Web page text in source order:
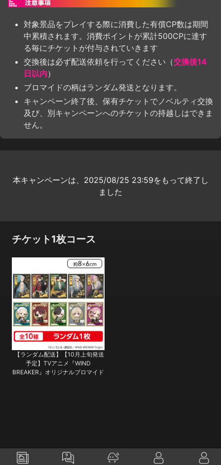
対象景品をプレイする際に消費した有償CP数は期間
中累積されます。消費ポイントが累計500CPに達す
る毎にチケットが付与されていきます
交換後は必ず配送依頼を行ってください（交換後14
日以内）
ブロマイドの柄はランダム発送となります。
キャンペーン終了後、保有チケットでノベルティ交換
及び、別キャンペーンへのチケットの持越しはできま
せん。
本キャンペーンは、2025/08/25 23:59をもって終了し
ました
チケット1枚コース
【ランダム配送】【10月上旬発送
予定】TVアニメ『WIND
BREAKER』オリジナルブロマイド